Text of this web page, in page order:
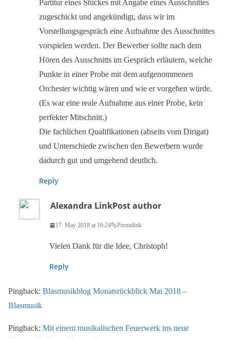
Partitur eines Stückes mit Angabe eines Ausschnittes
zugeschickt und angekündigt, dass wir im
Vorstellungsgespräch eine Aufnahme des Ausschnittes
vorspielen werden. Der Bewerber sollte nach dem
Hören des Ausschnitts im Gespräch erläutern, welche
Punkte in einer Probe mit dem aufgenommenen
Orchester wichtig wären und wie er vorgehen würde.
(Es war eine reale Aufnahme aus einer Probe, kein
perfekter Mitschnitt.)
Die fachlichen Qualifikationen (abseits vom Dirigat)
und Unterschiede zwischen den Bewerbern wurde
dadurch gut und umgehend deutlich.
Reply
Alexandra LinkPost author
17. May 2018 at 16:24 Permalink
Vielen Dank für die Idee, Christoph!
Reply
Pingback: Blasmusikblog Monatsrückblick Mai 2018 –
Blasmusik
Pingback: Mit einem musikalischen Feuerwerk ins neue